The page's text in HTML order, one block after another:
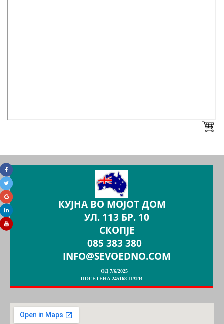
КУЈНА ВО МОЈОТ ДОМ
УЛ. 113 БР. 10
СКОПЈЕ
085 383 380
INFO@SEVOEDNO.COM
ОД 7/6/2025
ПОСЕТЕНА 245168 ПАТИ